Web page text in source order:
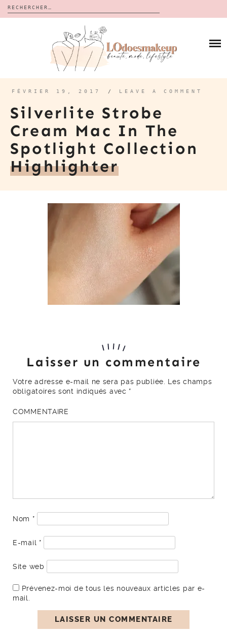
Rechercher :
CALENDRIERS DE L’AVENT
BON PLAN
À PROPOS
CONTACT
FÉVRIER 19, 2017 / LEAVE A COMMENT
Silverlite Strobe
Cream Mac In The
Spotlight Collection
Highlighter
Laisser un commentaire
Votre adresse e-mail ne sera pas publiée.
Les champs
obligatoires sont indiqués avec *
COMMENTAIRE
Nom *
E-mail *
Site web
Prévenez-moi de tous les nouveaux articles par e-
mail.